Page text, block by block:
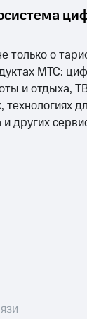
2023
только о
МТС:
и отдыха,
других